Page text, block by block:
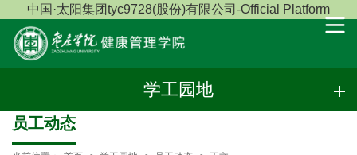
中国·太阳集团tyc9728(股份)有限公司-Official Platform
学工园地
员工动态